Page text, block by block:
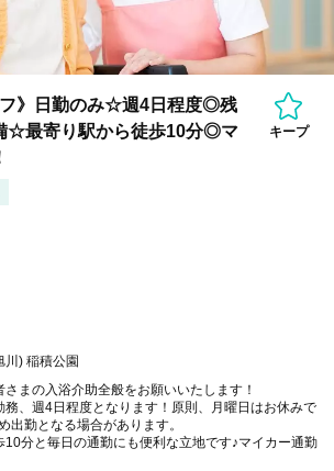
フ》日勤のみ☆週4日程度◎残
☆最寄り駅から徒歩10分◎マ
キープ
) 稲積公園
まの入浴介助全般をお願いいたします！
務、週4日程度となります！原則、月曜日はお休みで
出勤となる場合があります。
10分と毎日の通勤にも便利な立地です♪マイカー通勤